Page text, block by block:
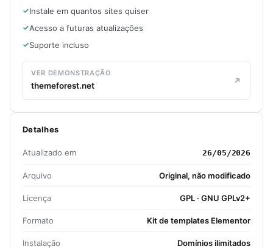
Instale em quantos sites quiser
Acesso a futuras atualizações
Suporte incluso
VER DEMONSTRAÇÃO
themeforest.net
Detalhes
Atualizado em 26/05/2026
Arquivo Original, não modificado
Licença GPL · GNU GPLv2+
Formato Kit de templates Elementor
Instalação Domínios ilimitados